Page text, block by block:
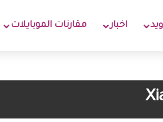
اخبار مقارنات الموبايلات